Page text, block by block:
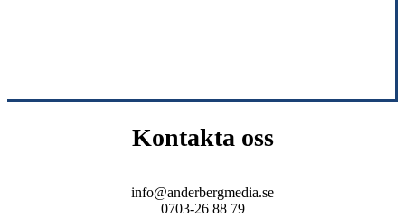
Kontakta oss
info@anderbergmedia.se
0703-26 88 79